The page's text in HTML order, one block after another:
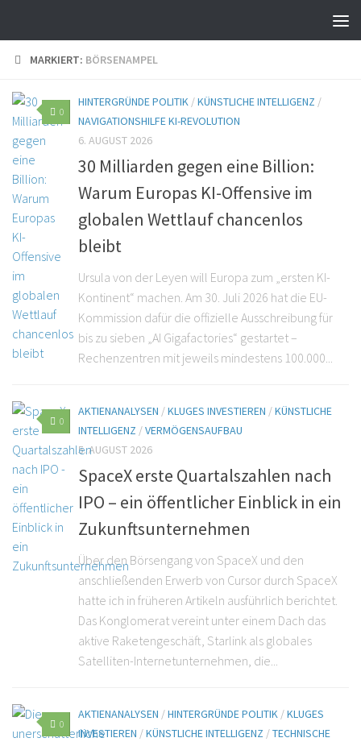
MARKIERT: BÖRSENAMPEL
0
HINTERGRÜNDE POLITIK /KÜNSTLICHE INTELLIGENZ /
NAVIGATIONSHILFE KI-REVOLUTION
6. AUGUST 2026
30 Milliarden gegen eine Billion:
Warum Europas KI-Offensive im
globalen Wettlauf chancenlos
bleibt
Ursula von der Leyen will Europa zum „ersten KI-
Kontinent“ machen. Am 30. Juli 2026 hat die EU-
Kommission dafür die offizielle Ausschreibung für
bis zu sieben „AI Gigafactories“ gestartet –
Rechenzentren mit jeweils mindestens 100.000...
0
AKTIENANALYSEN /KLUGES INVESTIEREN /KÜNSTLICHE
INTELLIGENZ /VERMÖGENSAUFBAU
5. AUGUST 2026
SpaceX erste Quartalszahlen nach
IPO – ein öffentlicher Einblick in ein
Zukunftsunternehmen
Über den Börsengang von SpaceX und den
anschließenden Erwerb von Cursor durch SpaceX
hatte ich in früheren Artikeln ausführlich berichtet.
Das Konglomerat vereint unter einem Dach das
aktive Raketengeschäft, Starlink als globales
Satelliten-Internetunternehmen, die...
0
AKTIENANALYSEN /HINTERGRÜNDE POLITIK /KLUGES
INVESTIEREN /KÜNSTLICHE INTELLIGENZ /TECHNISCHE